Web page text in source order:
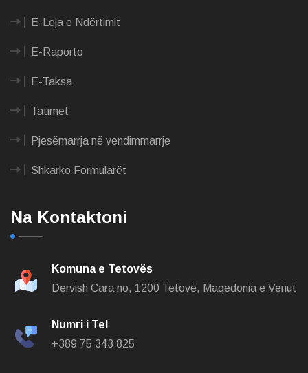
E-Leja e Ndërtimit
E-Raporto
E-Taksa
Tatimet
Pjesëmarrja në vendimmarrje
Shkarko Formularët
Na Kontaktoni
Komuna e Tetovës
Dervish Cara no, 1200 Tetovë, Maqedonia e Veriut
Numri i Tel
+389 75 343 825